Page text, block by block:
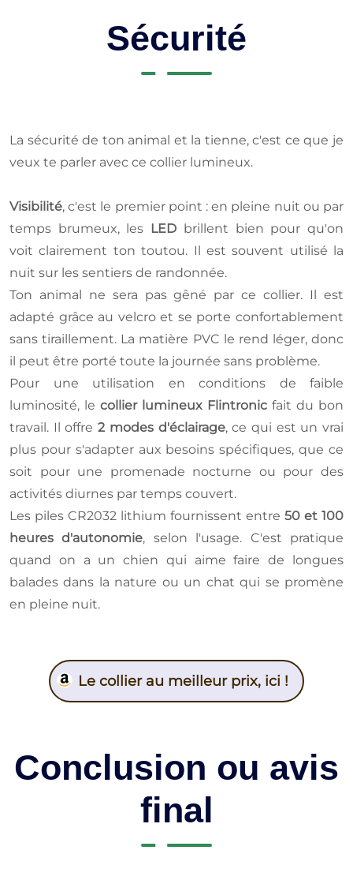
Sécurité
La sécurité de ton animal et la tienne, c'est ce que je
veux te parler avec ce collier lumineux.
Visibilité, c'est le premier point : en pleine nuit ou par
temps brumeux, les LED brillent bien pour qu'on
voit clairement ton toutou. Il est souvent utilisé la
nuit sur les sentiers de randonnée.
Ton animal ne sera pas gêné par ce collier. Il est
adapté grâce au velcro et se porte confortablement
sans tiraillement. La matière PVC le rend léger, donc
il peut être porté toute la journée sans problème.
Pour une utilisation en conditions de faible
luminosité, le collier lumineux Flintronic fait du bon
travail. Il offre2 modes d'éclairage, ce qui est un vrai
plus pour s'adapter aux besoins spécifiques, que ce
soit pour une promenade nocturne ou pour des
activités diurnes par temps couvert.
Les piles CR2032 lithium fournissent entre 50 et 100
heures d'autonomie, selon l'usage. C'est pratique
quand on a un chien qui aime faire de longues
balades dans la nature ou un chat qui se promène
en pleine nuit.
Le collier au meilleur prix, ici !
Conclusion ou avis
final